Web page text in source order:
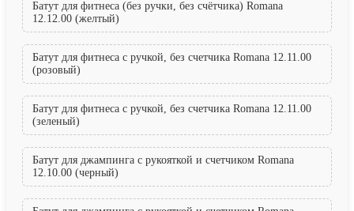
Батут для фитнеса (без ручки, без счётчика) Romana
12.12.00 (желтый)
Батут для фитнеса с ручкой, без счетчика Romana 12.11.00
(розовый)
Батут для фитнеса с ручкой, без счетчика Romana 12.11.00
(зеленый)
Батут для джампинга с рукояткой и счетчиком Romana
12.10.00 (черный)